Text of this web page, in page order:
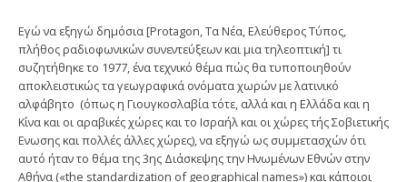
Εγώ να εξηγώ δημόσια [Protagon, Τα Νέα, Ελεύθερος Τύπος,
πλήθος ραδιοφωνικών συνεντεύξεων και μια τηλεοπτική] τι
συζητήθηκε το 1977, ένα τεχνικό θέμα πώς θα τυποποιηθούν
αποκλειστικώς τα γεωγραφικά ονόματα χωρών με λατινικό
αλφάβητο (όπως η Γιουγκοσλαβία τότε, αλλά και η Ελλάδα και η
Κίνα και οι αραβικές χώρες και το Ισραήλ και οι χώρες τής Σοβιετικής
Ενωσης και πολλές άλλες χώρες), να εξηγώ ως συμμετασχών ότι
αυτό ήταν το θέμα της 3ης Διάσκεψης την Ηνωμένων Εθνών στην
Αθήνα («the standardization of geographical names») και κάποιοι